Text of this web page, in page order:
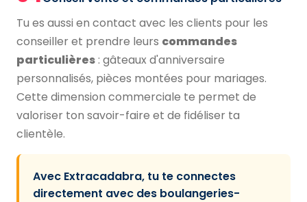
Tu es aussi en contact avec les clients pour les
conseiller et prendre leurs commandes
particulières : gâteaux d'anniversaire
personnalisés, pièces montées pour mariages.
Cette dimension commerciale te permet de
valoriser ton savoir-faire et de fidéliser ta
clientèle.
Avec Extracadabra, tu te connectes
directement avec des boulangeries-